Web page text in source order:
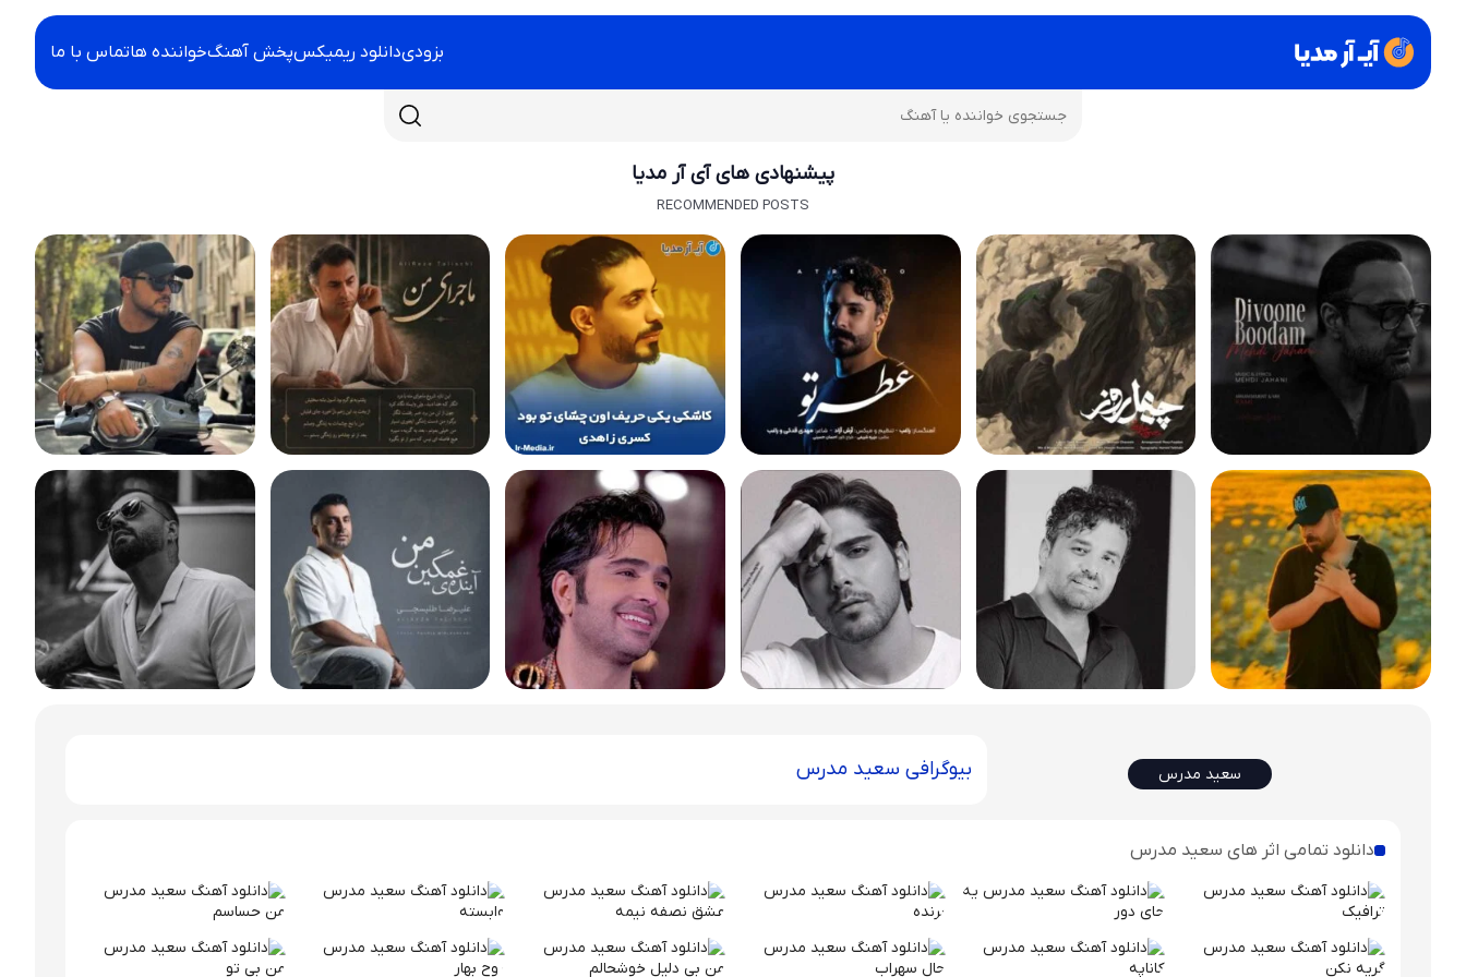
بزودیدانلود ریمیکسپخش آهنگخواننده هاتماس با ما
پیشنهادی های آی آر مدیا
RECOMMENDED POSTS
سعید مدرس بیوگرافی سعید مدرس
دانلود تمامی اثر های سعید مدرس